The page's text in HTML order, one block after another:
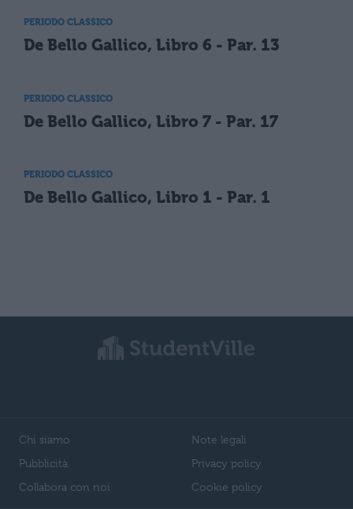
PERIODO CLASSICO
De Bello Gallico, Libro 6 - Par. 13
PERIODO CLASSICO
De Bello Gallico, Libro 7 - Par. 17
PERIODO CLASSICO
De Bello Gallico, Libro 1 - Par. 1
Chi siamo
Pubblicità
Collabora con noi
Note legali
Privacy policy
Cookie policy